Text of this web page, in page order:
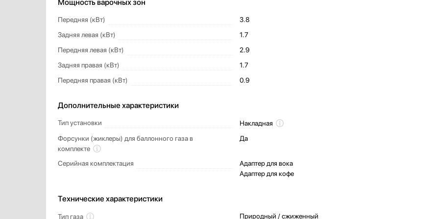
Мощность варочных зон
Передняя (кВт)
3.8
Задняя левая (кВт)
1.7
Передняя левая (кВт)
2.9
Задняя правая (кВт)
1.7
Передняя правая (кВт)
0.9
Дополнительные характеристики
Тип установки
Накладная
Форсунки (жиклеры) для баллонного газа в
комплекте
Да
Серийная комплектация
Адаптер для вока
Адаптер для кофе
Технические характеристики
Тип газа Природный / сжиженный